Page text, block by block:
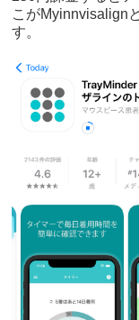
こがMyinnvisalign
す。